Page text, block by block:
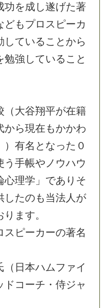
功を成し遂げた著
どもプロスピーカ
していることから
勉強していること
（大谷翔平が在籍
から現在もかかわ
）有名となった０
う手帳やノウハウ
心理学」でありそ
したのも当法人が
ます。
スピーカーの著名
日本ハムファイ
ドコーチ・侍ジャ